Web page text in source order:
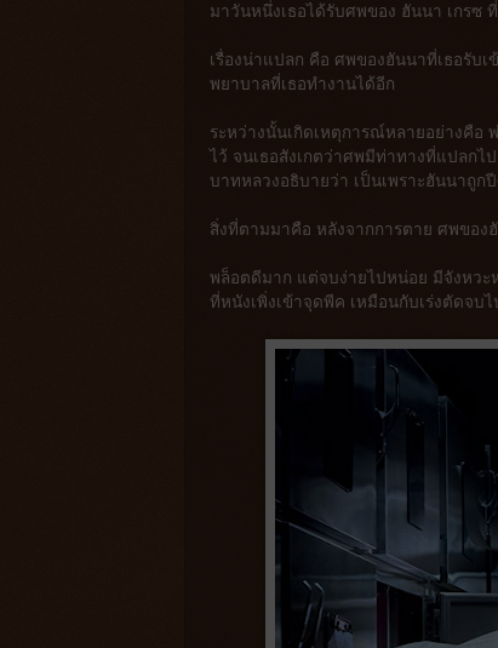
มาวันหนึ่งเธอได้รับศพของ ฮันนา เกรซ
เรื่องน่าแปลก คือ ศพของฮันนาที่เธอรับ
พยาบาลที่เธอทำงานได้อีก
ระหว่างนั้นเกิดเหตุการณ์หลายอย่างคือ
ไว้ จนเธอสังเกตว่าศพมีท่าทางที่แปลก
บาทหลวงอธิบายว่า เป็นเพราะฮันนาถูก
สิ่งที่ตามมาคือ หลังจากการตาย ศพขอ
พล็อตดีมาก แต่จบง่ายไปหน่อย มีจังหวะ
ที่หนังเพิ่งเข้าจุดพีค เหมือนกับเร่งตัดจบ